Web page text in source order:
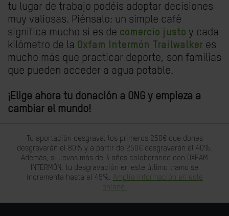
tu lugar de trabajo podéis adoptar decisiones
muy valiosas. Piénsalo: un simple café
significa mucho si es de comercio justo y cada
kilómetro de la Oxfam Intermón Trailwalker es
mucho más que practicar deporte, son familias
que pueden acceder a agua potable.
¡Elige ahora tu donación a ONG y empieza a
cambiar el mundo!
Tu aportación desgrava: los primeros 250€ que dones
desgravarán el 80% y a partir de 250€ desgravarán el 40%.
Además, si llevas más de 3 años colaborando con OXFAM
INTERMÓN, tu desgravación en este último tramo se
incrementa hasta el 45%. Amplia información en este
enlace.